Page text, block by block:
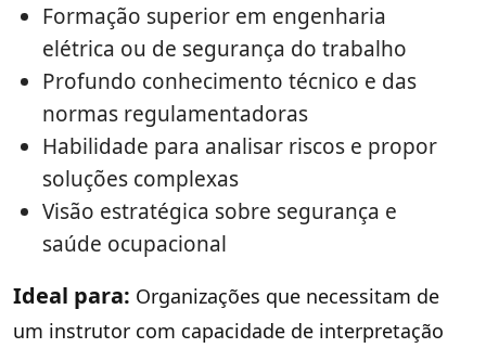
Formação superior em engenharia
elétrica ou de segurança do trabalho
Profundo conhecimento técnico e das
normas regulamentadoras
Habilidade para analisar riscos e propor
soluções complexas
Visão estratégica sobre segurança e
saúde ocupacional
Ideal para: Organizações que necessitam de
um instrutor com capacidade de interpretação